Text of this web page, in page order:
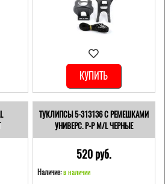
КУПИТЬ
ТУКЛИПСЫ 5-313136 С РЕМЕШКАМИ
УНИВЕРС. Р-Р M/L ЧЕРНЫЕ
520 pуб.
Наличие: в наличии